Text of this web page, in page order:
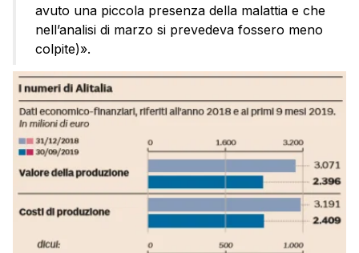
avuto una piccola presenza della malattia e che
nell’analisi di marzo si prevedeva fossero meno
colpite)».